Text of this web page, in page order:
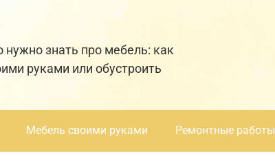
нужно знать про мебель: как
руками или обустроить
Мебель своими руками Ремонтные работы